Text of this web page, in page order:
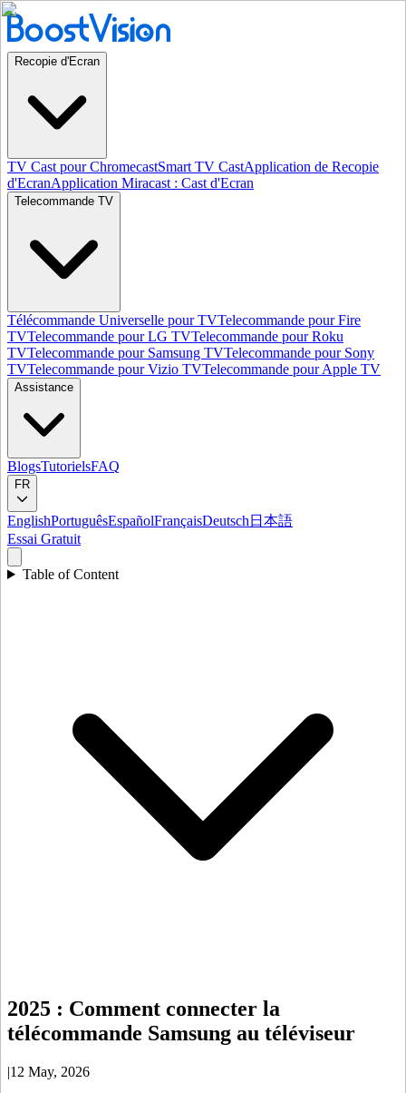
Recopie d'Ecran
TV Cast pour ChromecastSmart TV CastApplication de Recopie
d'EcranApplication Miracast : Cast d'Ecran
Telecommande TV
Télécommande Universelle pour TVTelecommande pour Fire
TVTelecommande pour LG TVTelecommande pour Roku
TVTelecommande pour Samsung TVTelecommande pour Sony
TVTelecommande pour Vizio TVTelecommande pour Apple TV
Assistance
BlogsTutorielsFAQ
FR
EnglishPortuguêsEspañolFrançaisDeutsch 日本語
Essai Gratuit
Table of Content
2025 : Comment connecter la
télécommande Samsung au téléviseur
|12 May, 2026